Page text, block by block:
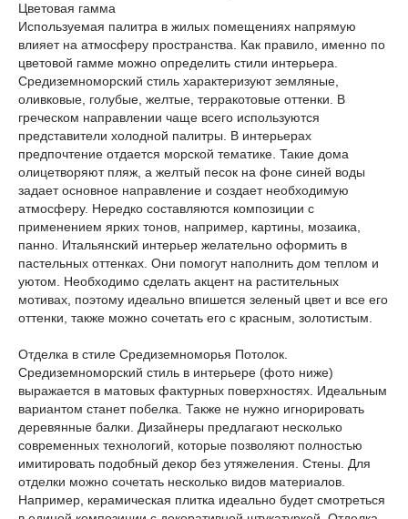
Цветовая гамма
Используемая палитра в жилых помещениях напрямую
влияет на атмосферу пространства. Как правило, именно по
цветовой гамме можно определить стили интерьера.
Средиземноморский стиль характеризуют земляные,
оливковые, голубые, желтые, терракотовые оттенки. В
греческом направлении чаще всего используются
представители холодной палитры. В интерьерах
предпочтение отдается морской тематике. Такие дома
олицетворяют пляж, а желтый песок на фоне синей воды
задает основное направление и создает необходимую
атмосферу. Нередко составляются композиции с
применением ярких тонов, например, картины, мозаика,
панно. Итальянский интерьер желательно оформить в
пастельных оттенках. Они помогут наполнить дом теплом и
уютом. Необходимо сделать акцент на растительных
мотивах, поэтому идеально впишется зеленый цвет и все его
оттенки, также можно сочетать его с красным, золотистым.
Отделка в стиле Средиземноморья Потолок.
Средиземноморский стиль в интерьере (фото ниже)
выражается в матовых фактурных поверхностях. Идеальным
вариантом станет побелка. Также не нужно игнорировать
деревянные балки. Дизайнеры предлагают несколько
современных технологий, которые позволяют полностью
имитировать подобный декор без утяжеления. Стены. Для
отделки можно сочетать несколько видов материалов.
Например, керамическая плитка идеально будет смотреться